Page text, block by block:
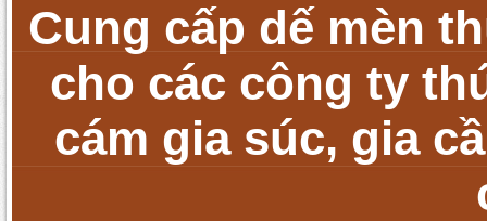
Cung cấp dế mèn
cho các công ty
cám gia súc, gia